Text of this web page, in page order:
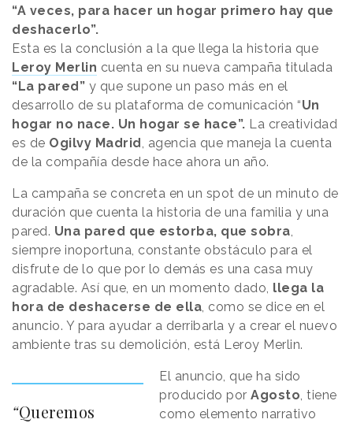
“A veces, para hacer un hogar primero hay que
deshacerlo”.
Esta es la conclusión a la que llega la historia que
Leroy Merlin cuenta en su nueva campaña titulada
“La pared” y que supone un paso más en el
desarrollo de su plataforma de comunicación “Un
hogar no nace. Un hogar se hace”. La creatividad
es de Ogilvy Madrid, agencia que maneja la cuenta
de la compañía desde hace ahora un año.
La campaña se concreta en un spot de un minuto de
duración que cuenta la historia de una familia y una
pared. Una pared que estorba, que sobra,
siempre inoportuna, constante obstáculo para el
disfrute de lo que por lo demás es una casa muy
agradable. Así que, en un momento dado, llega la
hora de deshacerse de ella, como se dice en el
anuncio. Y para ayudar a derribarla y a crear el nuevo
ambiente tras su demolición, está Leroy Merlin.
“Queremos
El anuncio, que ha sido
producido porAgosto, tiene
como elemento narrativo